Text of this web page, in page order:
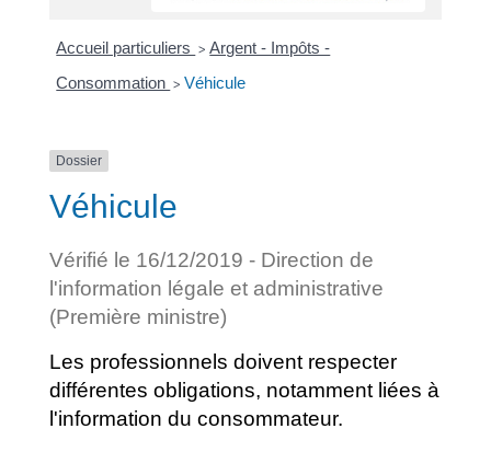
Accueil particuliers > Argent - Impôts -
Consommation > Véhicule
Dossier
Véhicule
Vérifié le 16/12/2019 - Direction de
l'information légale et administrative
(Première ministre)
Les professionnels doivent respecter
différentes obligations, notamment liées à
l'information du consommateur.